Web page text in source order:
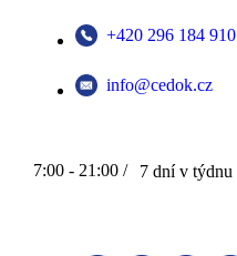
+420 296 184 910
info@cedok.cz
7:00 - 21:00 / 7 dní v týdnu